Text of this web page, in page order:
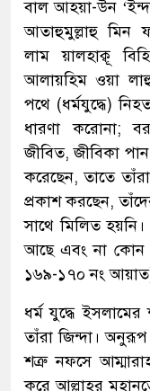
বাল আহয়া-উন
আতাহুমুল্লাহু মিন
লাম য়ালহাক্বূ
আলায়হিম ওয়া
পথে (ধর্মযুদ্ধে)
ধারণা করোনা;
জীবিত, জীবিকা
করেছেন, তাতে
প্রকাশ করছেন,
সাথে মিলিত
আছে এবং না কোন
১৬৯-১৭০ নং
ধর্ম যুদ্ধে
তাঁরা জিন্দা।
শত্রু নফসে
করে আল্লাহর